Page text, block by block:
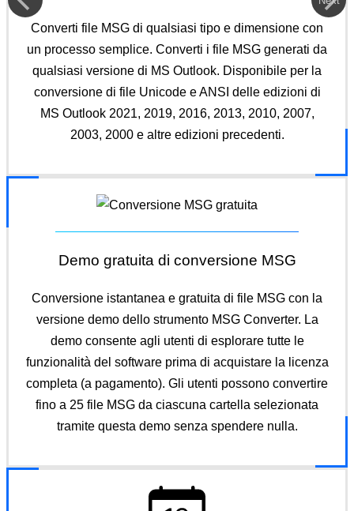
Converti file MSG di qualsiasi tipo e dimensione con
un processo semplice. Converti i file MSG generati da
qualsiasi versione di MS Outlook. Disponibile per la
conversione di file Unicode e ANSI delle edizioni di
MS Outlook 2021, 2019, 2016, 2013, 2010, 2007,
2003, 2000 e altre edizioni precedenti.
Demo gratuita di conversione MSG
Conversione istantanea e gratuita di file MSG con la
versione demo dello strumento MSG Converter. La
demo consente agli utenti di esplorare tutte le
funzionalità del software prima di acquistare la licenza
completa (a pagamento). Gli utenti possono convertire
fino a 25 file MSG da ciascuna cartella selezionata
tramite questa demo senza spendere nulla.